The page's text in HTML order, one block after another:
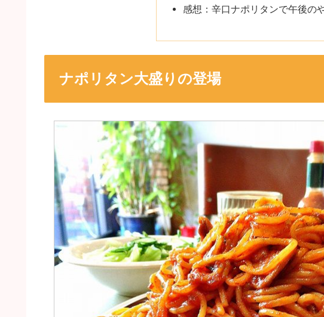
感想：辛口ナポリタンで午後の
ナポリタン大盛りの登場